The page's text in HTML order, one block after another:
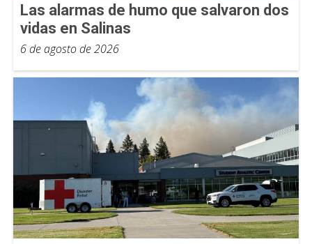
Las alarmas de humo que salvaron dos
vidas en Salinas
6 de agosto de 2026